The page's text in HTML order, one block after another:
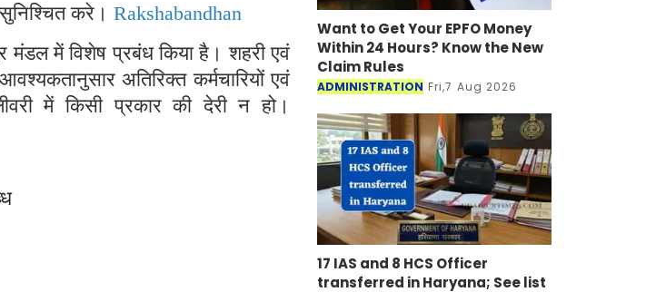
करे। Rakshabandhan
मंडल में विशेष प्रबंध किया है। शहरी एवं
अतिरिक्त कर्मचारियों एवं
में किसी प्रकार की देरी न हो।
Want to Get Your EPFO Money
Within 24 Hours? Know the New
Claim Rules
ADMINISTRATION Fri,7 Aug 2026
17 IAS and 8 HCS Officer
transferred in Haryana; See list